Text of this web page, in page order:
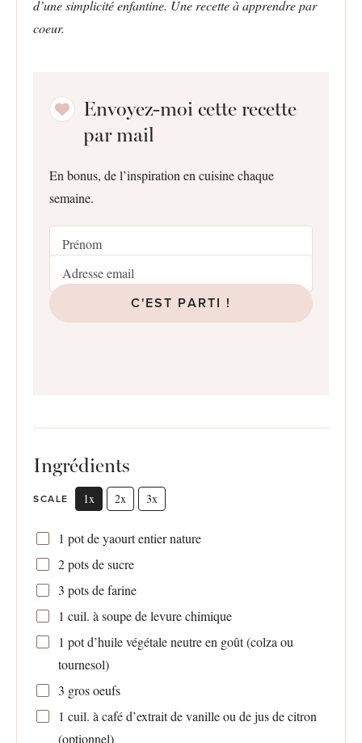
d’une simplicité enfantine. Une recette à apprendre par
coeur.
Envoyez-moi cette recette
par mail
En bonus, de l’inspiration en cuisine chaque
semaine.
C'EST PARTI !
Ingrédients
SCALE 1x 2x 3x
1 pot de yaourt entier nature
2pots de sucre
3 pots de farine
1 cuil. à soupe de levure chimique
1 pot d’huile végétale neutre en goût (colza ou
tournesol)
3 gros oeufs
1 cuil. à café d’extrait de vanille ou de jus de citron
(optionnel)